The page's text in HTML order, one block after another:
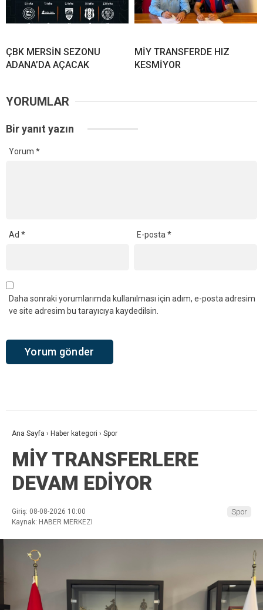
ÇBK MERSİN SEZONU
ADANA’DA AÇACAK
MİY TRANSFERDE HIZ
KESMİYOR
YORUMLAR
Bir yanıt yazın
Yorum *
Ad * E-posta*
Daha sonraki yorumlarımda kullanılması için adım, e-posta adresim
ve site adresim bu tarayıcıya kaydedilsin.
Ana Sayfa › Haber kategori › Spor
MİY TRANSFERLERE
DEVAM EDİYOR
Giriş: 08-08-2026 10:00
Kaynak: HABER MERKEZI
Spor